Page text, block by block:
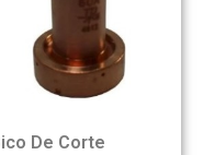
De Corte